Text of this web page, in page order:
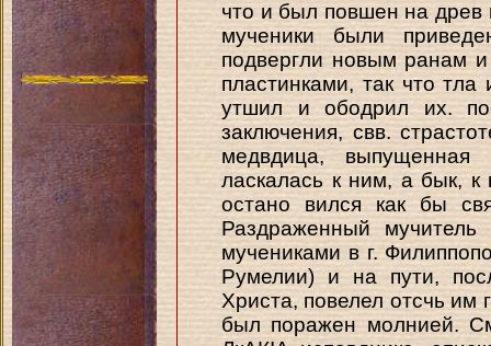
что и был повшен на древ
мученики были
подвергли новым ранам
пластинками, так что
утшил и ободрил их.
заключения, свв.
медвдица,
ласкалась к ним, а бык, к
остано вился как бы
Раздраженный мучитель
мучениками в г.
Румелии) и на пути,
Христа, повелел отсчь им
был поражен молнией.